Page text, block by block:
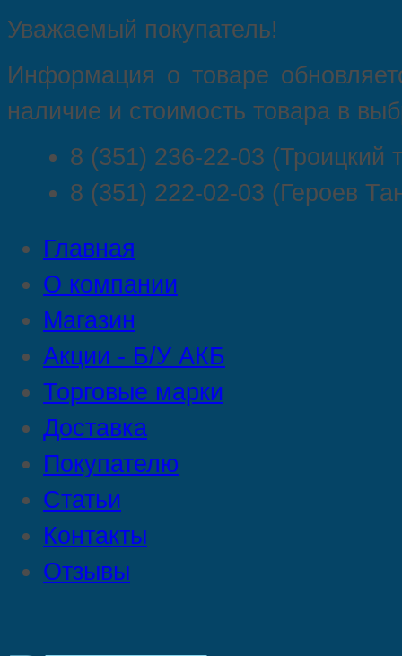
Уважаемый покупатель!
Информация о товаре
наличие и стоимость товара в
8 (351) 236-22-03 (Троицкий
8 (351) 222-02-03 (Героев
Главная
О компании
Магазин
Акции - Б/У АКБ
Торговые марки
Доставка
Покупателю
Статьи
Контакты
Отзывы